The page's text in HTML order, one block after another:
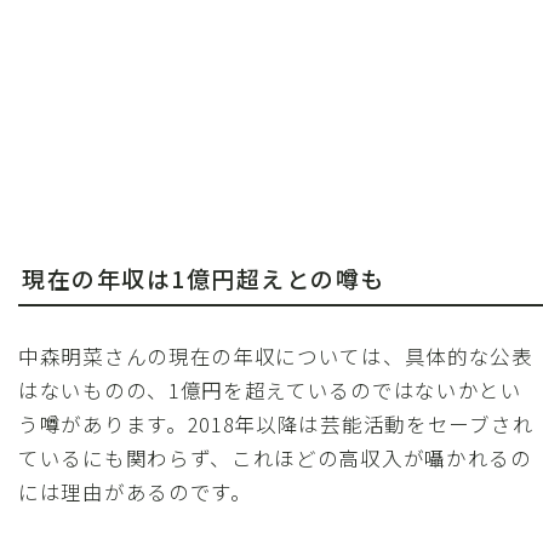
現在の年収は1億円超えとの噂も
中森明菜さんの現在の年収については、具体的な公表
はないものの、1億円を超えているのではないかとい
う噂があります。2018年以降は芸能活動をセーブされ
ているにも関わらず、これほどの高収入が囁かれるの
には理由があるのです。